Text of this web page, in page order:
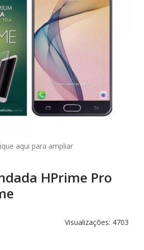
aqui para ampliar
HPrime Pro
Visualizações: 4703